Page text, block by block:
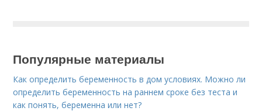
Популярные материалы
Как определить беременность в дом условиях. Можно ли
определить беременность на раннем сроке без теста и
как понять, беременна или нет?